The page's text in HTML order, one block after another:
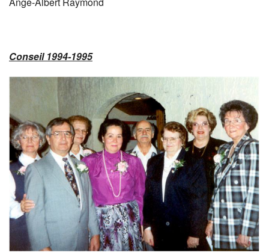
Conseil 1994-1995